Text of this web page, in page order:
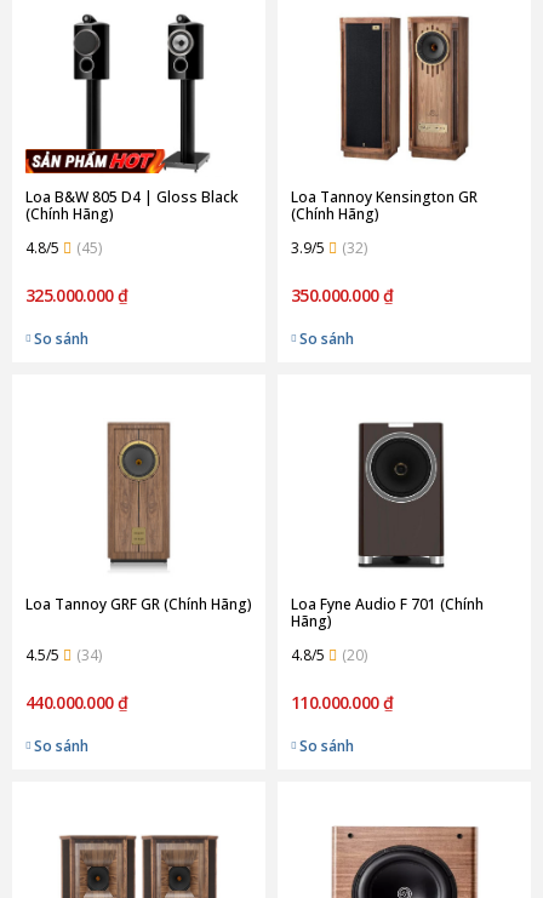
Loa B&W 805 D4 | Gloss Black
(Chính Hãng)
4.8/5
(45)
325.000.000 ₫
So sánh
Loa Tannoy Kensington GR
(Chính Hãng)
3.9/5
(32)
350.000.000 ₫
So sánh
Loa Tannoy GRF GR (Chính Hãng)
4.5/5 (34)
440.000.000 ₫
So sánh
Loa Fyne Audio F 701 (Chính
Hãng)
4.8/5
(20)
110.000.000 ₫
So sánh